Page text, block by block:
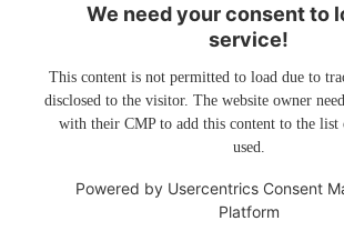
We need your consent to
service!
This content is not permitted to load due to
disclosed to the visitor. The website owner
with their CMP to add this content to the list
used.
Powered by Usercentrics Consent
Platform